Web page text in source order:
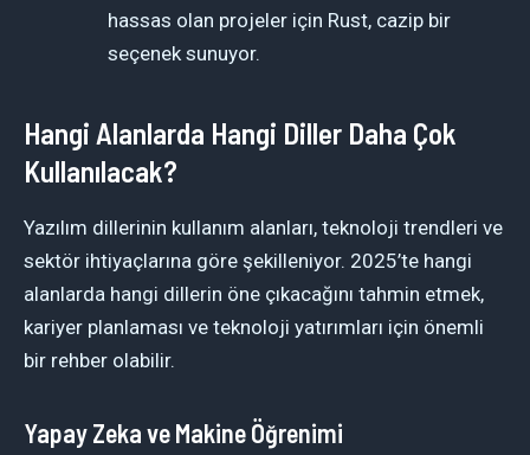
hassas olan projeler için Rust, cazip bir
seçenek sunuyor.
Hangi Alanlarda Hangi Diller Daha Çok
Kullanılacak?
Yazılım dillerinin kullanım alanları, teknoloji trendleri ve
sektör ihtiyaçlarına göre şekilleniyor. 2025’te hangi
alanlarda hangi dillerin öne çıkacağını tahmin etmek,
kariyer planlaması ve teknoloji yatırımları için önemli
bir rehber olabilir.
Yapay Zeka ve Makine Öğrenimi